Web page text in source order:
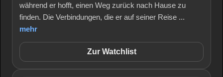
während er hofft, einen Weg zurück nach Hause zu
finden. Die Verbindungen, die er auf seiner Reise ...
mehr
Zur Watchlist